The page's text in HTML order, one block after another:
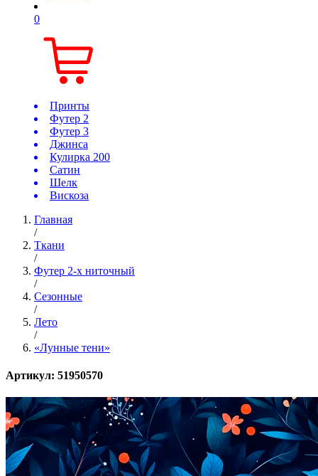
0
Принты
Футер 2
Футер 3
Джинса
Кулирка 200
Сатин
Шелк
Вискоза
Главная
/
Ткани
/
Футер 2-х ниточный
/
Сезонные
/
Лето
/
«Лунные тени»
Артикул: 51950570